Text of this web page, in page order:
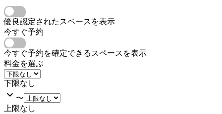
優良認定されたスペースを表示
今すぐ予約
今すぐ予約を確定できるスペースを表示
料金を選ぶ
下限なし
〜
上限なし